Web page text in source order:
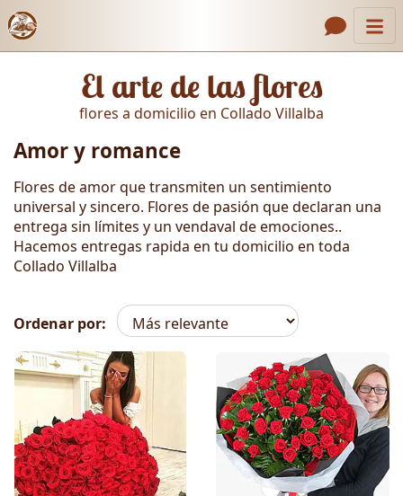
Enlaces de encabezado
Contacto
Galería
Cómo Hacer un Pedido
Llámanos
El arte de las flores
flores a domicilio en Collado Villalba
Amor y romance
Flores de amor que transmiten un sentimiento
universal y sincero. Flores de pasión que declaran una
entrega sin límites y un vendaval de emociones..
Hacemos entregas rapida en tu domicilio en toda
Collado Villalba
Ordenar por:
Amor y romance